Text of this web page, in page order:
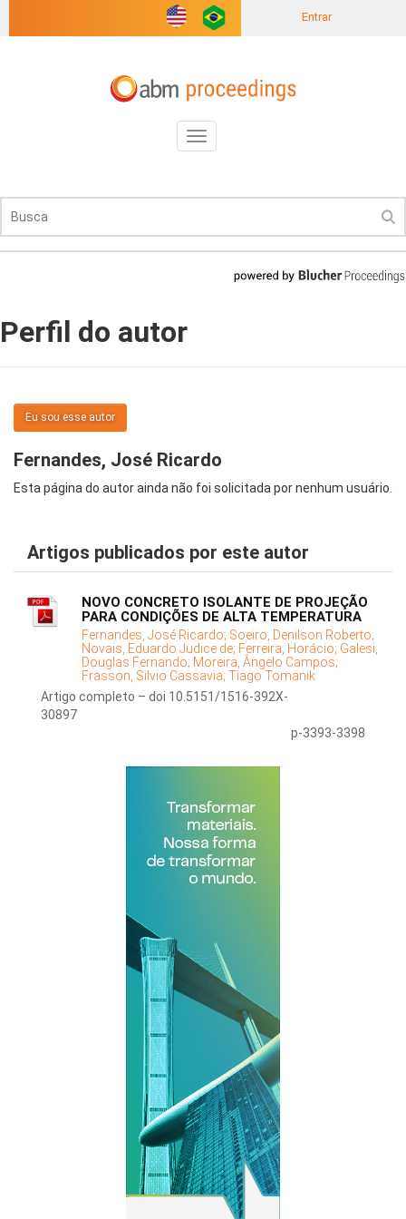
Entrar
Toggle
navigation
Perfil do autor
Eu sou esse autor
Fernandes, José Ricardo
Esta página do autor ainda não foi solicitada por nenhum usuário.
Artigos publicados por este autor
NOVO CONCRETO ISOLANTE DE PROJEÇÃO
PARA CONDIÇÕES DE ALTA TEMPERATURA
Fernandes, José Ricardo; Soeiro, Denilson Roberto;
Novais, Eduardo Judice de; Ferreira, Horácio; Galesi,
Douglas Fernando; Moreira, Ângelo Campos;
Frasson, Silvio Cassavia; Tiago Tomanik
Artigo completo – doi 10.5151/1516-392X-
30897
p-3393-3398